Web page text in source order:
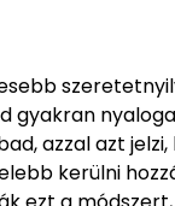
gyakran
azzal azt
kerülni